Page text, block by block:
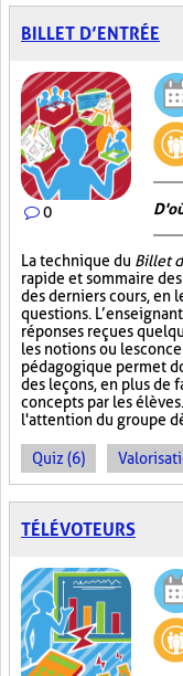
BILLET D’ENTRÉE
0
La technique du Billet
rapide et sommaire
des derniers cours, en
questions.
réponses reçues
les notions ou les
pédagogique permet
des leçons, en plus de
concepts par les
l'attention du groupe
Quiz (6)
TÉLÉVOTEURS